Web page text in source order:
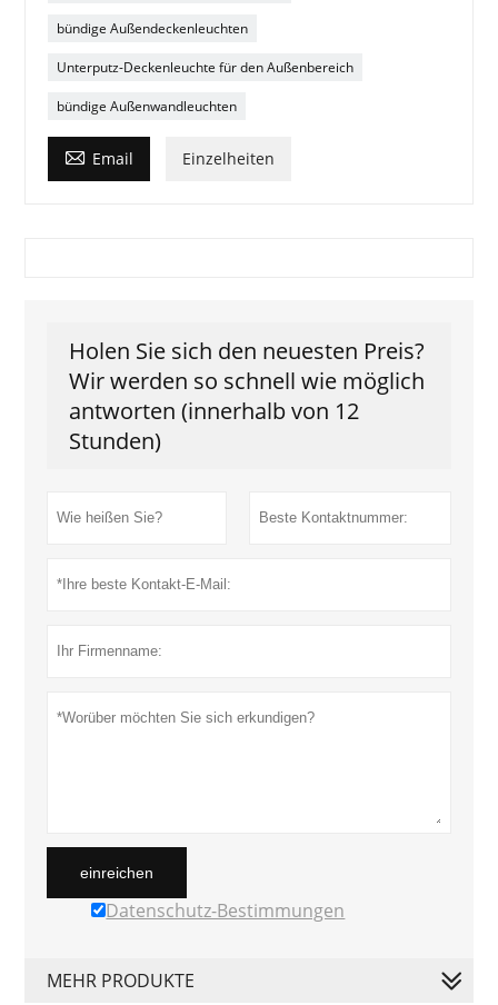
bündige Außendeckenleuchten
Unterputz-Deckenleuchte für den Außenbereich
bündige Außenwandleuchten
 Email Einzelheiten
Holen Sie sich den neuesten Preis?
Wir werden so schnell wie möglich
antworten (innerhalb von 12
Stunden)
einreichen
Datenschutz-Bestimmungen
MEHR PRODUKTE